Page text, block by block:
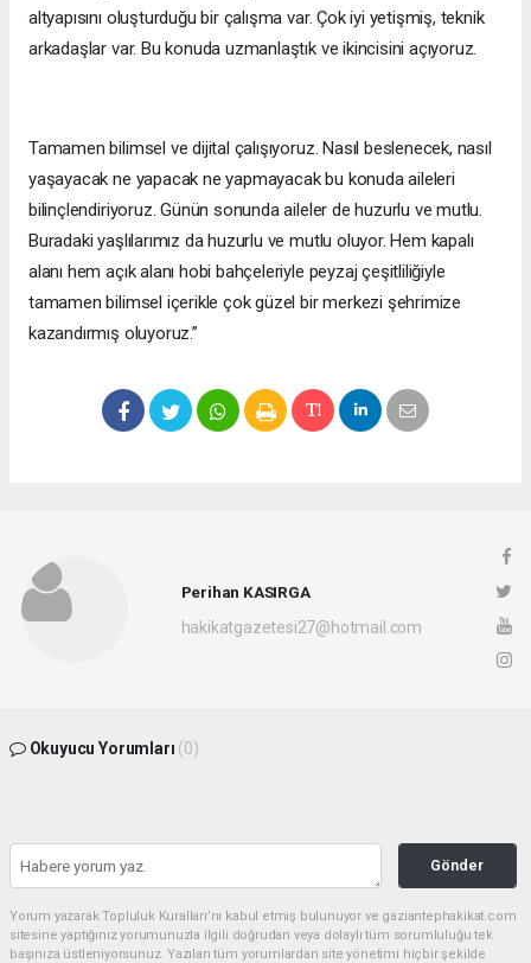
altyapısını oluşturduğu bir çalışma var. Çok iyi yetişmiş, teknik
arkadaşlar var. Bu konuda uzmanlaştık ve ikincisini açıyoruz.
Tamamen bilimsel ve dijital çalışıyoruz. Nasıl beslenecek, nasıl
yaşayacak ne yapacak ne yapmayacak bu konuda aileleri
bilinçlendiriyoruz. Günün sonunda aileler de huzurlu ve mutlu.
Buradaki yaşlılarımız da huzurlu ve mutlu oluyor. Hem kapalı
alanı hem açık alanı hobi bahçeleriyle peyzaj çeşitliliğiyle
tamamen bilimsel içerikle çok güzel bir merkezi şehrimize
kazandırmış oluyoruz.”
Perihan KASIRGA
hakikatgazetesi27@hotmail.com
Okuyucu Yorumları (0)
Gönder
Yorum yazarak Topluluk Kuralları’nı kabul etmiş bulunuyor ve gaziantephakikat.com
sitesine yaptığınız yorumunuzla ilgili doğrudan veya dolaylı tüm sorumluluğu tek
başınıza üstleniyorsunuz. Yazılan tüm yorumlardan site yönetimi hiçbir şekilde